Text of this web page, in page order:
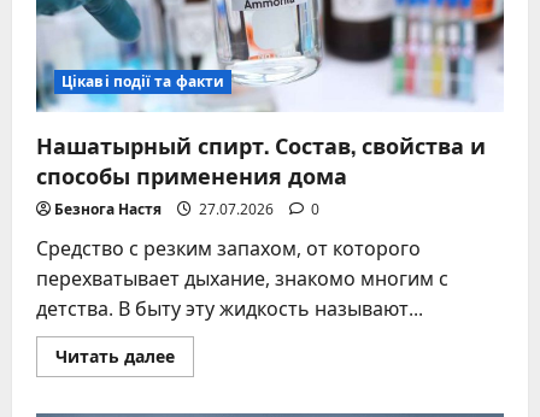
Цікаві події та факти
Нашатырный спирт. Состав, свойства и
способы применения дома
Безнога Настя 27.07.2026 0
Средство с резким запахом, от которого
перехватывает дыхание, знакомо многим с
детства. В быту эту жидкость называют...
Читать далееПрочитать
больше